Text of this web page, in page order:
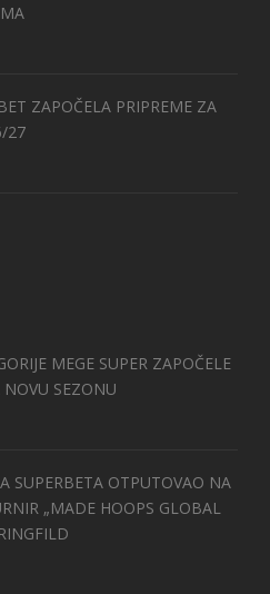
ZAPOČELA PRIPREME ZA
27
MEGE SUPER ZAPOČELE
NOVU SEZONU
SUPERBETA OTPUTOVAO NA
„MADE HOOPS GLOBAL